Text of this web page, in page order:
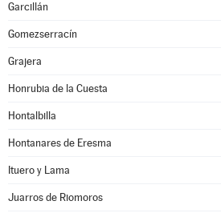
Garcillán
Gomezserracín
Grajera
Honrubia de la Cuesta
Hontalbilla
Hontanares de Eresma
Ituero y Lama
Juarros de Riomoros